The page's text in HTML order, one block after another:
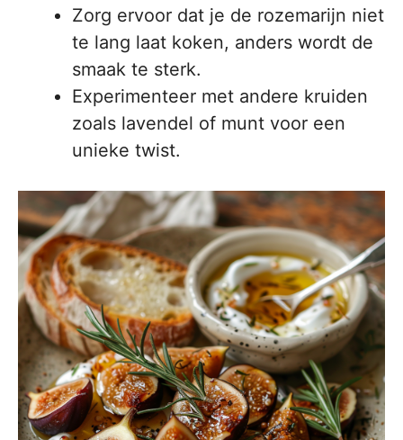
Zorg ervoor dat je de rozemarijn niet
te lang laat koken, anders wordt de
smaak te sterk.
Experimenteer met andere kruiden
zoals lavendel of munt voor een
unieke twist.